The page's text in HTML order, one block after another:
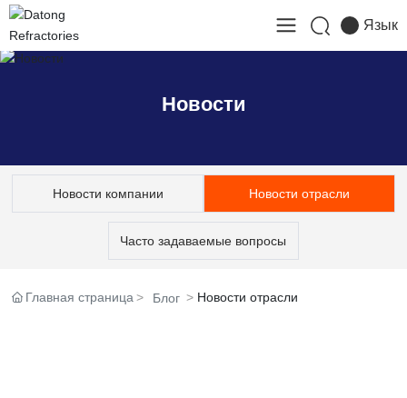
Язык
Новости
Новости компании Новости отрасли
Часто задаваемые вопросы
Главная страница Блог Новости отрасли